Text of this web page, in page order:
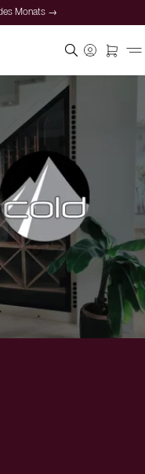
Monats →